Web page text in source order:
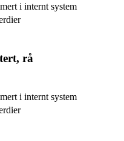
i internt system
rå
i internt system